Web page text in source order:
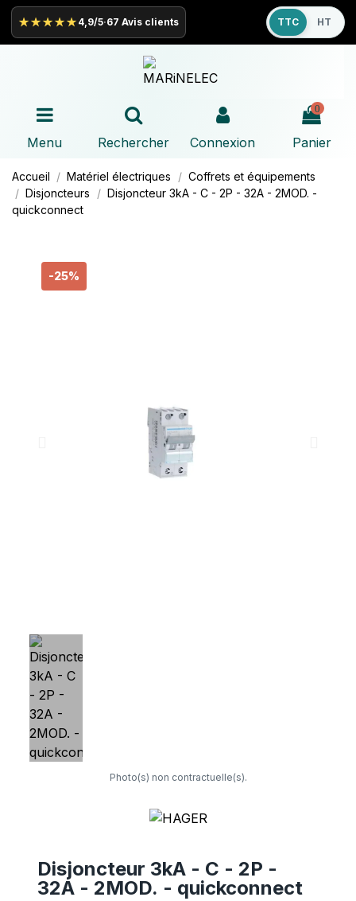
★★★★★ 4,9/5·67 Avis clients TTC HT
Menu Rechercher Connexion
0
Panier
Accueil Matériel électriques
Coffrets et équipements
Disjoncteurs
Disjoncteur 3kA - C - 2P - 32A - 2MOD. -
quickconnect
-25%
Photo(s) non contractuelle(s).
Disjoncteur 3kA - C - 2P -
32A - 2MOD. - quickconnect